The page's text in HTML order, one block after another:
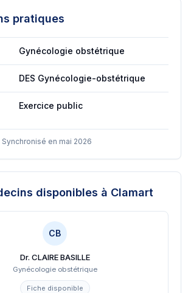
pratiques
Gynécologie obstétrique
DES Gynécologie-obstétrique
Exercice public
Synchronisé en mai 2026
disponibles à Clamart
CB
Dr. CLAIRE BASILLE
Gynécologie obstétrique
Fiche disponible